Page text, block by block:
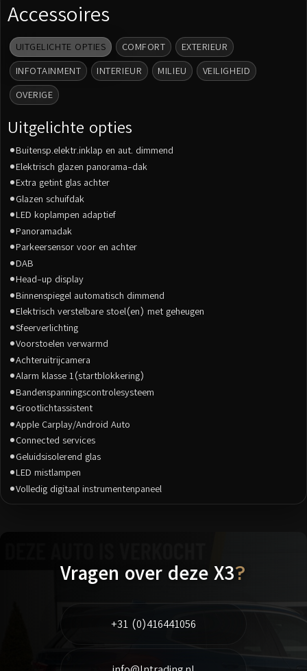
Accessoires
UITGELICHTE OPTIES COMFORT
EXTERIEUR
INFOTAINMENT
INTERIEUR MILIEU
VEILIGHEID
OVERIGE
Uitgelichte opties
Buitensp.elektr.inklap en aut. dimmend
Elektrisch glazen panorama-dak
Extra getint glas achter
Glazen schuifdak
LED koplampen adaptief
Panoramadak
Parkeersensor voor en achter
DAB
Head-up display
Binnenspiegel automatisch dimmend
Elektrisch verstelbare stoel(en) met geheugen
Sfeerverlichting
Voorstoelen verwarmd
Achteruitrijcamera
Alarm klasse 1(startblokkering)
Bandenspanningscontrolesysteem
Grootlichtassistent
Apple Carplay/Android Auto
Connected services
Geluidsisolerend glas
LED mistlampen
Volledig digitaal instrumentenpaneel
Vragen over deze X3?
+31 (0)416441056